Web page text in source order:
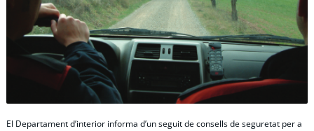
El Departament d’interior informa d’un seguit de consells de seguretat per a